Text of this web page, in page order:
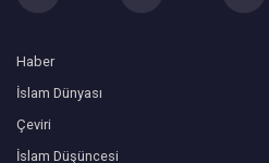
Haber
İslam Dünyası
Çeviri
İslam Düşüncesi